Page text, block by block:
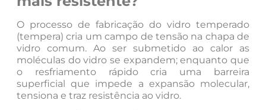
O processo de fabricação do vidro temperado
(tempera) cria um campo de tensão na chapa de
vidro comum. Ao ser submetido ao calor as
moléculas do vidro se expandem; enquanto que
o resfriamento rápido cria uma barreira
superficial que impede a expansão molecular,
tensiona e traz resistência ao vidro.